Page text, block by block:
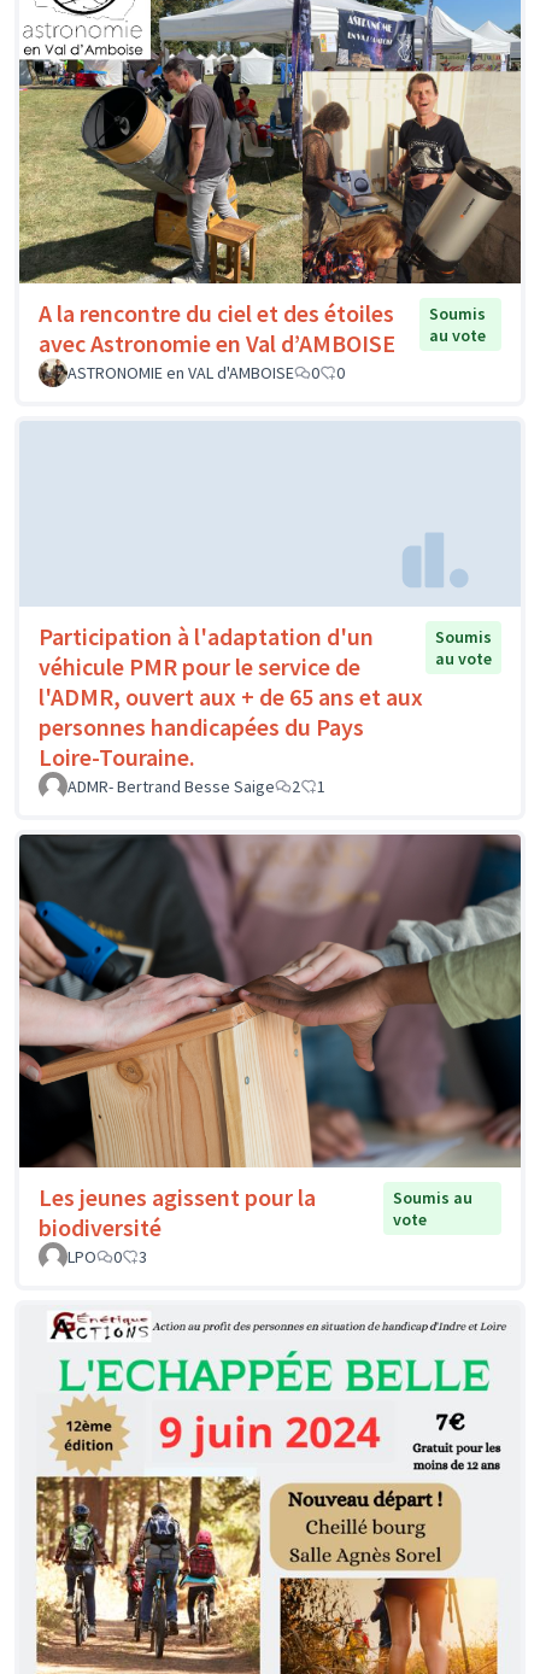
A la rencontre du ciel et des étoiles
avec Astronomie en Val d’AMBOISE
Soumis
au vote
ASTRONOMIE en VAL d'AMBOISE
0 0
Participation à l'adaptation d'un
véhicule PMR pour le service de
l'ADMR, ouvert aux + de 65 ans et aux
personnes handicapées du Pays
Loire-Touraine.
Soumis
au vote
ADMR- Bertrand Besse Saige 2 1
Les jeunes agissent pour la
biodiversité
Soumis au
vote
LPO
0 3